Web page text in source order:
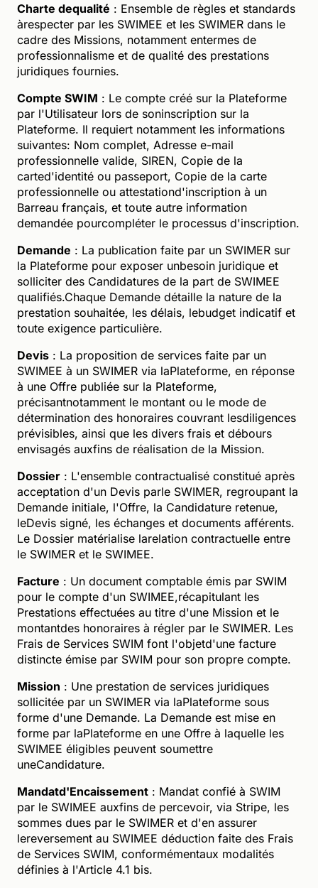
Charte dequalité : Ensemble de règles et standards
àrespecter par les SWIMEE et les SWIMER dans le
cadre des Missions, notamment entermes de
professionnalisme et de qualité des prestations
juridiques fournies.
Compte SWIM : Le compte créé sur la Plateforme
par l'Utilisateur lors de soninscription sur la
Plateforme. Il requiert notamment les informations
suivantes: Nom complet, Adresse e-mail
professionnelle valide, SIREN, Copie de la
carted'identité ou passeport, Copie de la carte
professionnelle ou attestationd'inscription à un
Barreau français, et toute autre information
demandée pourcompléter le processus d'inscription.
Demande : La publication faite par un SWIMER sur
la Plateforme pour exposer unbesoin juridique et
solliciter des Candidatures de la part de SWIMEE
qualifiés.Chaque Demande détaille la nature de la
prestation souhaitée, les délais, lebudget indicatif et
toute exigence particulière.
Devis : La proposition de services faite par un
SWIMEE à un SWIMER via laPlateforme, en réponse
à une Offre publiée sur la Plateforme,
précisantnotamment le montant ou le mode de
détermination des honoraires couvrant lesdiligences
prévisibles, ainsi que les divers frais et débours
envisagés auxfins de réalisation de la Mission.
Dossier : L'ensemble contractualisé constitué après
acceptation d'un Devis parle SWIMER, regroupant la
Demande initiale, l'Offre, la Candidature retenue,
leDevis signé, les échanges et documents afférents.
Le Dossier matérialise larelation contractuelle entre
le SWIMER et le SWIMEE.
Facture : Un document comptable émis par SWIM
pour le compte d'un SWIMEE,récapitulant les
Prestations effectuées au titre d'une Mission et le
montantdes honoraires à régler par le SWIMER. Les
Frais de Services SWIM font l'objetd'une facture
distincte émise par SWIM pour son propre compte.
Mission : Une prestation de services juridiques
sollicitée par un SWIMER via laPlateforme sous
forme d'une Demande. La Demande est mise en
forme par laPlateforme en une Offre à laquelle les
SWIMEE éligibles peuvent soumettre
uneCandidature.
Mandatd'Encaissement : Mandat confié à SWIM
par le SWIMEE auxfins de percevoir, via Stripe, les
sommes dues par le SWIMER et d'en assurer
lereversement au SWIMEE déduction faite des Frais
de Services SWIM, conformémentaux modalités
définies à l'Article 4.1 bis.